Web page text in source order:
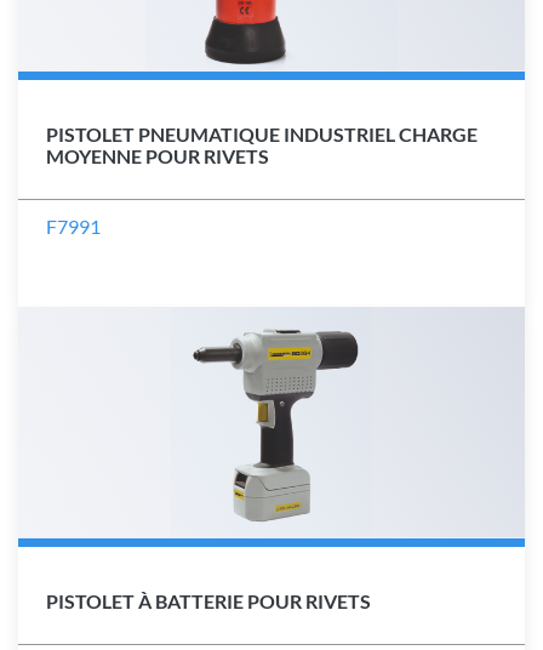
PISTOLET PNEUMATIQUE INDUSTRIEL CHARGE
MOYENNE POUR RIVETS
F7991
PISTOLET À BATTERIE POUR RIVETS